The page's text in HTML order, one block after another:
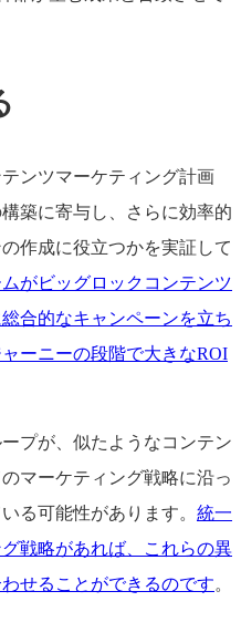
ンツマーケティング計画
築に寄与し、さらに効率的
作成に役立つかを実証して
がビッグロックコンテンツ
合的なキャンペーンを立ち
ーニーの段階で大きなROI
プが、似たようなコンテン
マーケティング戦略に沿っ
る可能性があります。 統一
戦略があれば、これらの異
せることができるのです。